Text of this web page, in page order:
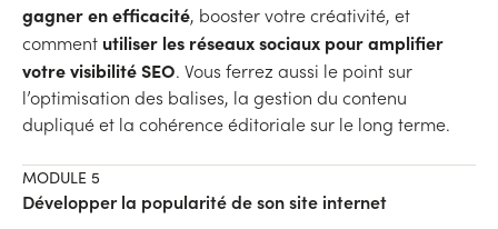
gagner en efficacité, booster votre créativité, et
comment utiliser les réseaux sociaux pour amplifier
votre visibilité SEO. Vous ferrez aussi le point sur
l’optimisation des balises, la gestion du contenu
dupliqué et la cohérence éditoriale sur le long terme.
MODULE 5
Développer la popularité de son site internet